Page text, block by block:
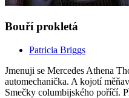
Bouří prokletá
Patricia Briggs
Jmenuji se Mercedes Athena
automechanička. A kojotí
Smečky columbijského poříčí.